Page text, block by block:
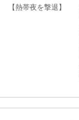
【熱帯夜を撃退】